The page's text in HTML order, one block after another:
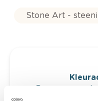
Stone Art -
Ga samen met